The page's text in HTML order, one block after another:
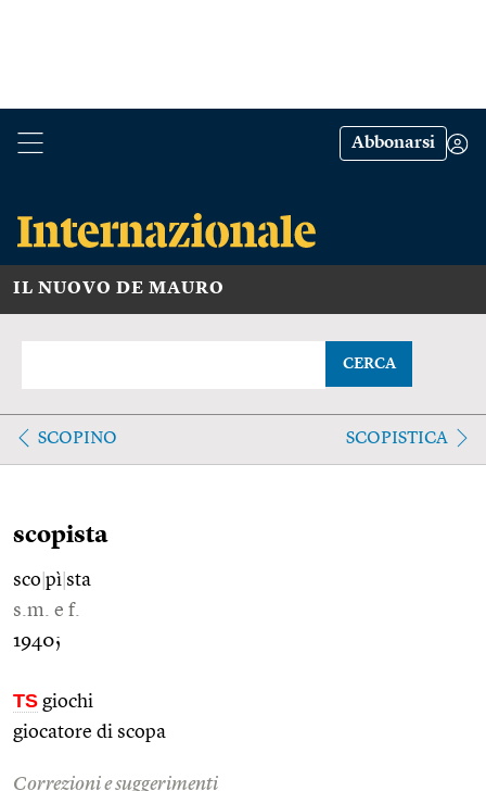
Abbonarsi
IL NUOVO DE MAURO
CERCA
SCOPINO SCOPISTICA
scopista
sco pì sta
s.m. e f.
1940;
TS giochi
giocatore di scopa
Correzioni e suggerimenti